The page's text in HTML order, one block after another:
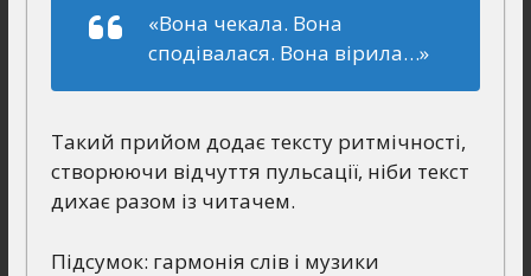
«Вона чекала. Вона
сподівалася. Вона вірила…»
Такий прийом додає тексту ритмічності,
створюючи відчуття пульсації, ніби текст
дихає разом із читачем.
Підсумок: гармонія слів і музики